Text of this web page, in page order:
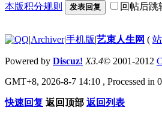
本版积分规则 发表回复 回帖后跳
|Archiver|手机版|艺束人生网 (
Powered by Discuz! X3.4© 2001-2012
GMT+8, 2026-8-7 14:10 , Processed in
快速回复 返回顶部 返回列表